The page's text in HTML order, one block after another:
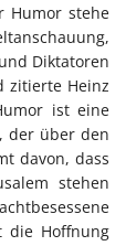
Humor stehe
Diktatoren
zitierte Heinz
ist eine
der über den
davon, dass
stehen
die Hoffnung